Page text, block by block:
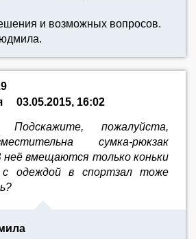
и возможных вопросов.
03.05.2015, 16:02
Подскажите, пожалуйста,
сумка-рюкзак
неё вмещаются только коньки
с одеждой в спортзал тоже